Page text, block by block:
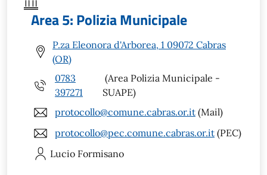
Area 5: Polizia Municipale
P.za Eleonora d'Arborea, 1 09072 Cabras
(OR)
0783
397271
(Area Polizia Municipale -
SUAPE)
protocollo@comune.cabras.or.it (Mail)
protocollo@pec.comune.cabras.or.it (PEC)
Lucio Formisano